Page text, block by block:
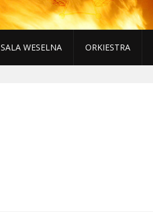
SALA WESELNA ORKIESTRA